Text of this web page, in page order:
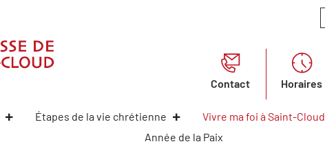
Contact Horaires
Étapes de la vie chrétienne Vivre ma foi à Saint-Cloud
Année de la Paix